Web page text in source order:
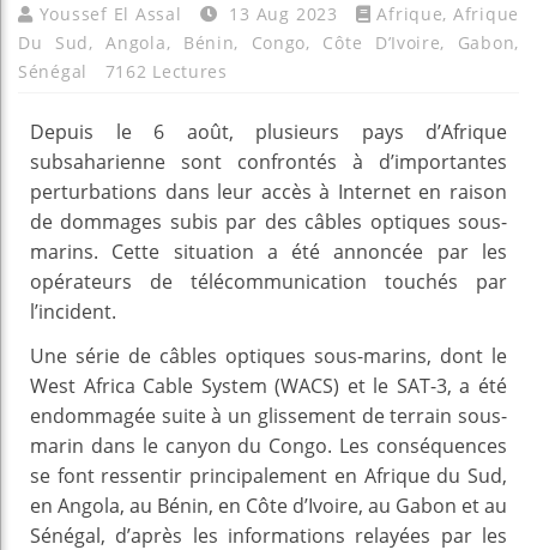
Youssef El Assal 13 Aug 2023 Afrique,Afrique
Du Sud,Angola, Bénin, Congo, Côte D’Ivoire, Gabon,
Sénégal
7162 Lectures
Depuis le 6 août, plusieurs pays d’Afrique
subsaharienne sont confrontés à d’importantes
perturbations dans leur accès à Internet en raison
de dommages subis par des câbles optiques sous-
marins. Cette situation a été annoncée par les
opérateurs de télécommunication touchés par
l’incident.
Une série de câbles optiques sous-marins, dont le
West Africa Cable System (WACS) et le SAT-3, a été
endommagée suite à un glissement de terrain sous-
marin dans le canyon du Congo. Les conséquences
se font ressentir principalement en Afrique du Sud,
en Angola, au Bénin, en Côte d’Ivoire, au Gabon et au
Sénégal, d’après les informations relayées par les